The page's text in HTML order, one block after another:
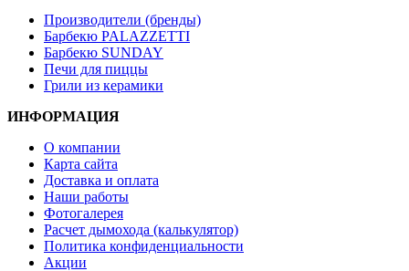
Производители (бренды)
Барбекю PALAZZETTI
Барбекю SUNDAY
Печи для пиццы
Грили из керамики
ИНФОРМАЦИЯ
О компании
Карта сайта
Доставка и оплата
Наши работы
Фотогалерея
Расчет дымохода (калькулятор)
Политика конфиденциальности
Акции